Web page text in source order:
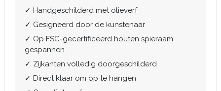
✓ Handgeschilderd met olieverf
✓ Gesigneerd door de kunstenaar
✓ Op FSC-gecertificeerd houten spieraam
gespannen
✓ Zijkanten volledig doorgeschilderd
✓ Direct klaar om op te hangen